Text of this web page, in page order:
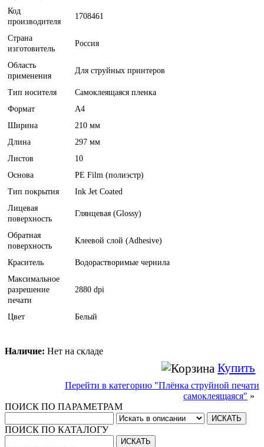
Код
производителя
1708461
Страна
изготовитель
Россия
Область
применения
Для струйных принтеров
Тип носителя
Самоклеящаяся пленка
Формат
A4
Ширина
210 мм
Длина
297 мм
Листов
10
Основа
PE Film (полиэстр)
Тип покрытия
Ink Jet Coated
Лицевая
поверхность
Глянцевая (Glossy)
Обратная
поверхность
Клеевой слой (Adhesive)
Краситель
Водорастворимые чернила
Максимальное
разрешение
печати
2880 dpi
Цвет Белый
Наличие: Нет на складе
Купить
Перейти в категорию "Плёнка струйной печати
самоклеящаяся" »
ПОИСК ПО ПАРАМЕТРАМ
ПОИСК ПО КАТАЛОГУ